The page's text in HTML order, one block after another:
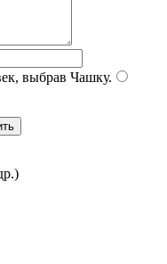
выбрав Чашку.